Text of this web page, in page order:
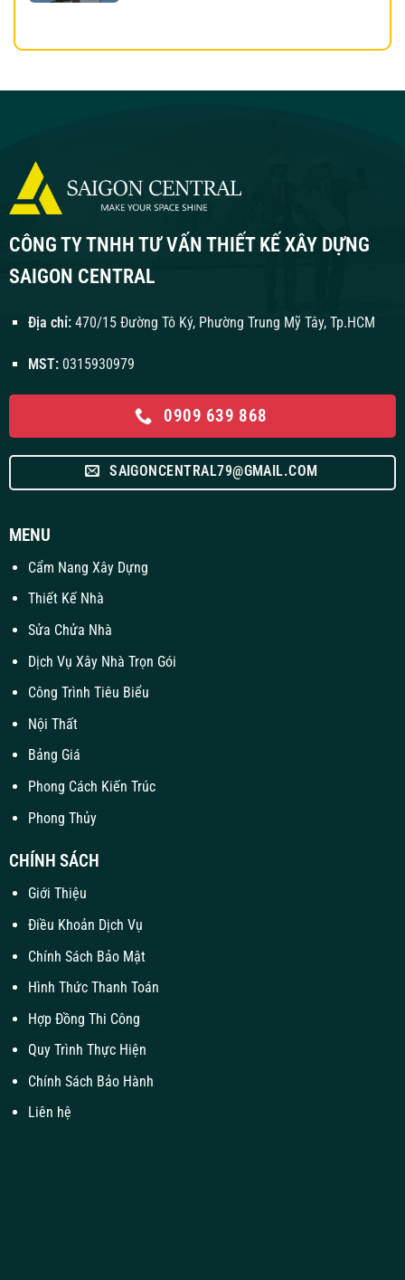
CÔNG TY TNHH TƯ VẤN THIẾT KẾ XÂY DỰNG
SAIGON CENTRAL
Địa chỉ:470/15 Đường Tô Ký, Phường Trung Mỹ Tây, Tp.HCM
MST: 0315930979
0909 639 868
SAIGONCENTRAL79@GMAIL.COM
MENU
Cẩm Nang Xây Dựng
Thiết Kế Nhà
Sửa Chửa Nhà
Dịch Vụ Xây Nhà Trọn Gói
Công Trình Tiêu Biểu
Nội Thất
Bảng Giá
Phong Cách Kiến Trúc
Phong Thủy
CHÍNH SÁCH
Giới Thiệu
Điều Khoản Dịch Vụ
Chính Sách Bảo Mật
Hình Thức Thanh Toán
Hợp Đồng Thi Công
Quy Trình Thực Hiện
Chính Sách Bảo Hành
Liên hệ